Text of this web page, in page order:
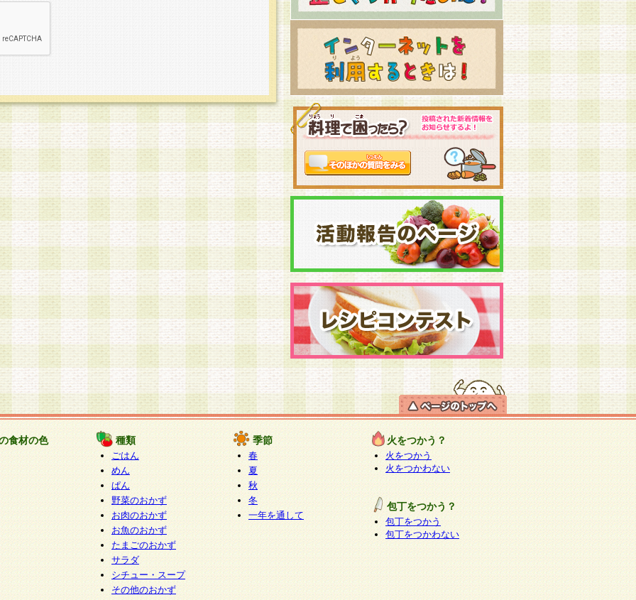
食材の色 種類
ごはん
めん
ぱん
野菜のおかず
お肉のおかず
お魚のおかず
たまごのおかず
サラダ
シチュー・スープ
その他のおかず
季節
春
夏
秋
冬
一年を通して
火をつかう？
火をつかう
火をつかわない
包丁をつかう？
包丁をつかう
包丁をつかわない